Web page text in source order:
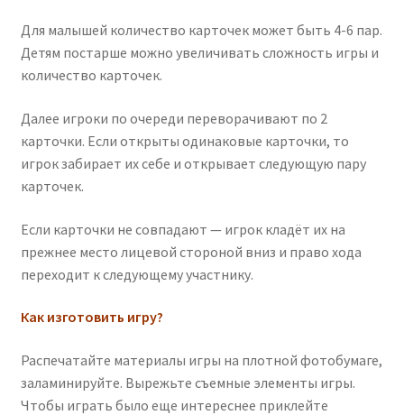
Для малышей количество карточек может быть 4-6 пар.
Детям постарше можно увеличивать сложность игры и
количество карточек.
Далее игроки по очереди переворачивают по 2
карточки. Если открыты одинаковые карточки, то
игрок забирает их себе и открывает следующую пару
карточек.
Если карточки не совпадают — игрок кладёт их на
прежнее место лицевой стороной вниз и право хода
переходит к следующему участнику.
Как изготовить игру?
Распечатайте материалы игры на плотной фотобумаге,
заламинируйте. Вырежьте съемные элементы игры.
Чтобы играть было еще интереснее приклейте